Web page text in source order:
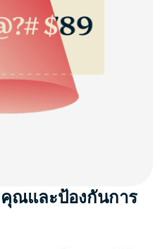
ณและป้องกันการ